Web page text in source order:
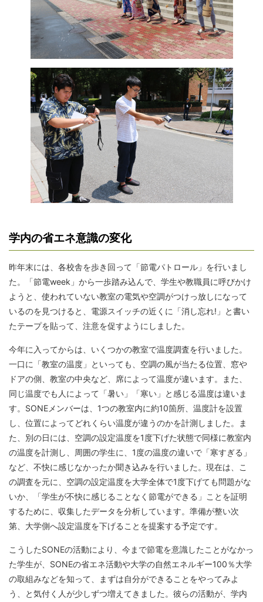
学内の省エネ意識の変化
昨年末には、各校舎を歩き回って「節電パトロール」を行いまし
た。「節電week」から一歩踏み込んで、学生や教職員に呼びかけ
ようと、使われていない教室の電気や空調がつけっ放しになって
いるのを見つけると、電源スイッチの近くに「消し忘れ!」と書い
たテープを貼って、注意を促すようにしました。
今年に入ってからは、いくつかの教室で温度調査を行いました。
一口に「教室の温度」といっても、空調の風が当たる位置、窓や
ドアの側、教室の中央など、席によって温度が違います。また、
同じ温度でも人によって「暑い」「寒い」と感じる温度は違いま
す。SONEメンバーは、1つの教室内に約10箇所、温度計を設置
し、位置によってどれくらい温度が違うのかを計測しました。ま
た、別の日には、空調の設定温度を1度下げた状態で同様に教室内
の温度を計測し、周囲の学生に、1度の温度の違いで「寒すぎる」
など、不快に感じなかったか聞き込みを行いました。現在は、こ
の調査を元に、空調の設定温度を大学全体で1度下げても問題がな
いか、「学生が不快に感じることなく節電ができる」ことを証明
するために、収集したデータを分析しています。準備が整い次
第、大学側へ設定温度を下げることを提案する予定です。
こうしたSONEの活動により、今まで節電を意識したことがなかっ
た学生が、SONEの省エネ活動や大学の自然エネルギー100％大学
の取組みなどを知って、まずは自分ができることをやってみよ
う、と気付く人が少しずつ増えてきました。彼らの活動が、学内